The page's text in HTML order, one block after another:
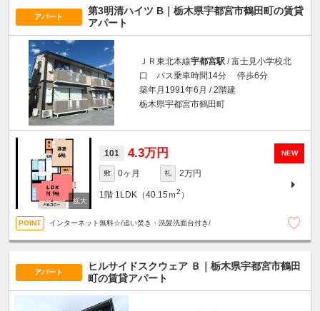
アパート
第3明清ハイツ B｜栃木県宇都宮市鶴田町の賃貸
アパート
ＪＲ東北本線宇都宮駅 / 富士見小学校北
口 バス乗車時間14分 停歩6分
築年月1991年6月 / 2階建
栃木県宇都宮市鶴田町
NEW
101 4.3万円
敷 0ヶ月 礼 2万円
1階 1LDK（40.15ｍ2 ）
インターネット無料☆/追い焚き・洗髪洗面台付き/
アパート
ヒルサイドスクウェア Ｂ｜栃木県宇都宮市鶴田
町の賃貸アパート